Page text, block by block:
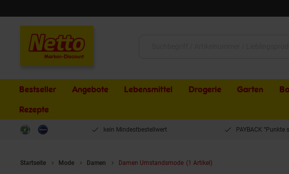
Bestseller Angebote Lebensmittel Drogerie Garten
Rezepte
kein Mindestbestellwert PAYBACK
Startseite Mode Damen Damen Umstandsmode (1 Artikel)